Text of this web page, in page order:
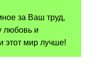
за Ваш труд,
любовь и
этот мир лучше!